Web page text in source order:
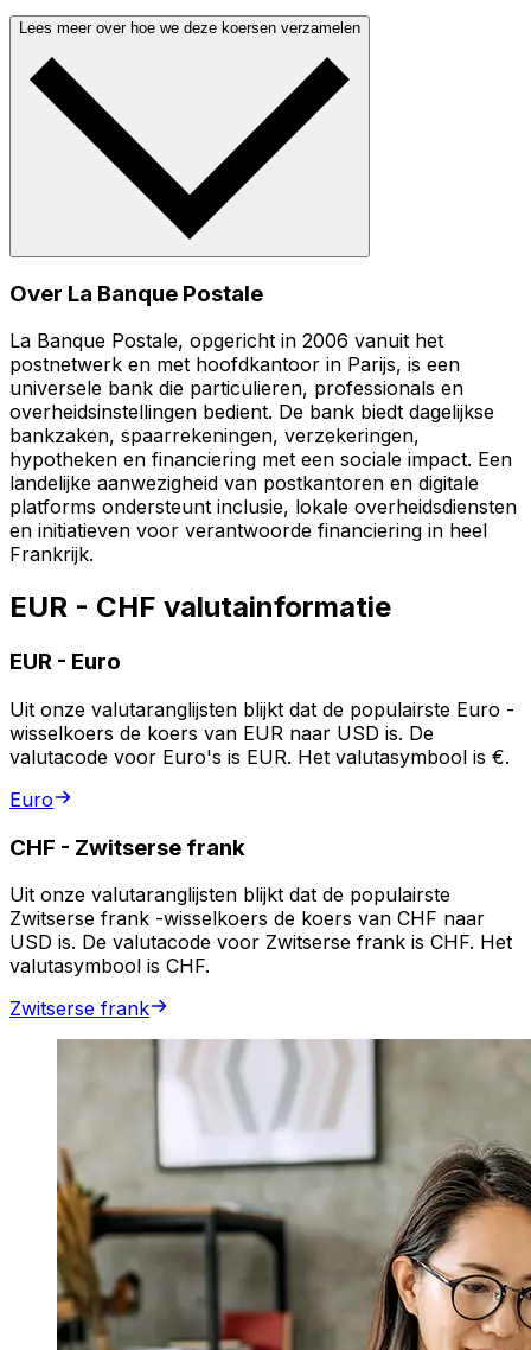
Lees meer over hoe we deze koersen verzamelen
Over La Banque Postale
La Banque Postale, opgericht in 2006 vanuit het
postnetwerk en met hoofdkantoor in Parijs, is een
universele bank die particulieren, professionals en
overheidsinstellingen bedient. De bank biedt dagelijkse
bankzaken, spaarrekeningen, verzekeringen,
hypotheken en financiering met een sociale impact. Een
landelijke aanwezigheid van postkantoren en digitale
platforms ondersteunt inclusie, lokale overheidsdiensten
en initiatieven voor verantwoorde financiering in heel
Frankrijk.
EUR - CHF valutainformatie
EUR - Euro
Uit onze valutaranglijsten blijkt dat de populairste Euro -
wisselkoers de koers van EUR naar USD is. De
valutacode voor Euro's is EUR. Het valutasymbool is €.
Euro
CHF - Zwitserse frank
Uit onze valutaranglijsten blijkt dat de populairste
Zwitserse frank -wisselkoers de koers van CHF naar
USD is. De valutacode voor Zwitserse frank is CHF. Het
valutasymbool is CHF.
Zwitserse frank